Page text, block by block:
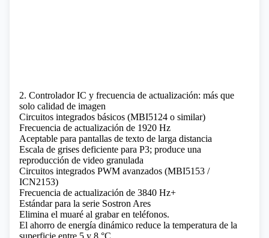
2. Controlador IC y frecuencia de actualización: más que
solo calidad de imagen
Circuitos integrados básicos (MBI5124 o similar)
Frecuencia de actualización de 1920 Hz
Aceptable para pantallas de texto de larga distancia
Escala de grises deficiente para P3; produce una
reproducción de video granulada
Circuitos integrados PWM avanzados (MBI5153 /
ICN2153)
Frecuencia de actualización de 3840 Hz+
Estándar para la serie Sostron Ares
Elimina el muaré al grabar en teléfonos.
El ahorro de energía dinámico reduce la temperatura de la
superficie entre 5 y 8 °C